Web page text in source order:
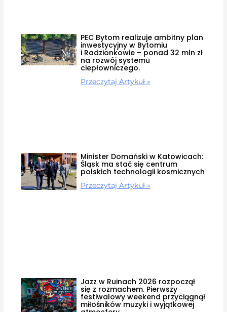
PEC Bytom realizuje ambitny plan
inwestycyjny w Bytomiu
i Radzionkowie – ponad 32 mln zł
na rozwój systemu
ciepłowniczego.
Przeczytaj Artykuł »
Minister Domański w Katowicach:
Śląsk ma stać się centrum
polskich technologii kosmicznych
Przeczytaj Artykuł »
Jazz w Ruinach 2026 rozpoczął
się z rozmachem. Pierwszy
festiwalowy weekend przyciągnął
miłośników muzyki i wyjątkowej